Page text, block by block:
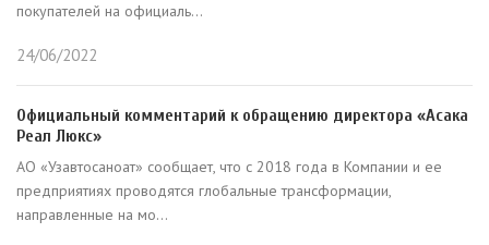
покупателей на официаль...
24/06/2022
Официальный комментарий к обращению директора «Асака
Реал Люкс»
АО «Узавтосаноат» сообщает, что с 2018 года в Компании и ее
предприятиях проводятся глобальные транcформации,
направленные на мо...